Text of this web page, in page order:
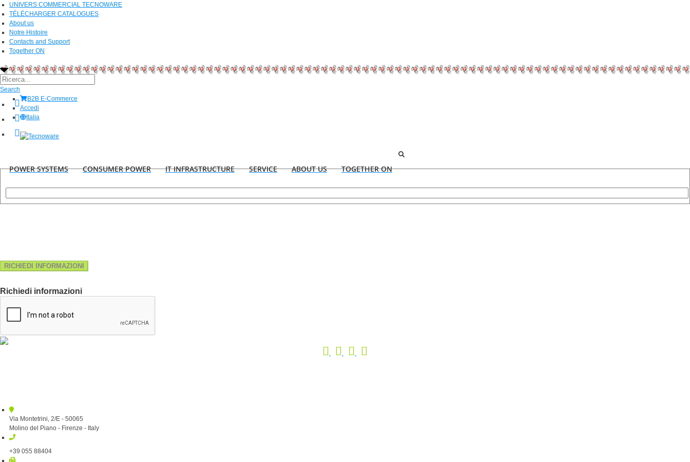
UNIVERS COMMERCIAL TECNOWARE
TÉLÉCHARGER CATALOGUES
About us
Notre Histoire
Contacts and Support
Together ON
Search
B2B E-Commerce
Accedi
Italia
POWER SYSTEMS CONSUMER POWER IT INFRASTRUCTURE SERVICE ABOUT US TOGETHER ON
RICHIEDI INFORMAZIONI
Richiedi informazioni
Via Montetrini, 2/E - 50065
Molino del Piano - Firenze - Italy
+39 055 88404